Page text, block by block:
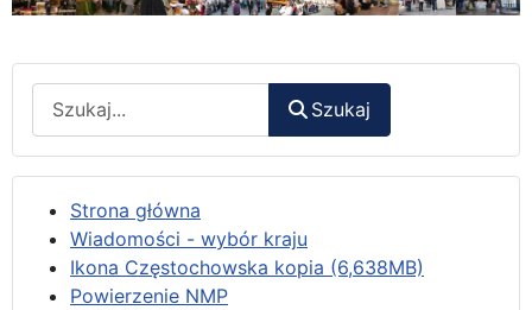
Szukaj
Strona główna
Wiadomości - wybór kraju
Ikona Częstochowska kopia (6,638MB)
Powierzenie NMP